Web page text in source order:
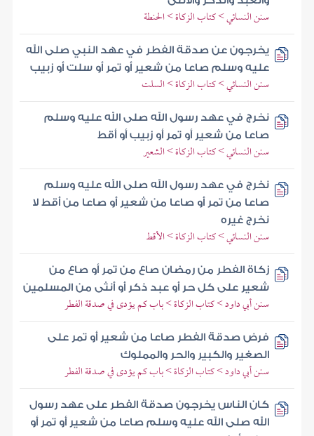
سنن النسائي > كتاب الزكاة > الحنطة
يخرجون عن صدقة الفطر في عهد النبي صلى الله
عليه وسلم صاعا من شعير أو تمر أو سلت أو زبيب
سنن النسائي > كتاب الزكاة > السلت
نخرج في عهد رسول الله صلى الله عليه وسلم
صاعا من شعير أو تمر أو زبيب أو أقط
سنن النسائي > كتاب الزكاة > الشعير
نخرج في عهد رسول الله صلى الله عليه وسلم
صاعا من تمر أو صاعا من شعير أو صاعا من أقط لا
نخرج غيره
سنن النسائي > كتاب الزكاة > الأقط
زكاة الفطر من رمضان صاع من تمر أو صاع من
شعير على كل حر أو عبد ذكر أو أنثى من المسلمين
سنن أبي داود > كتاب الزكاة > باب كم يؤدى في صدقة الفطر
فرض صدقة الفطر صاعا من شعير أو تمر على
الصغير والكبير والحر والمملوك
سنن أبي داود > كتاب الزكاة > باب كم يؤدى في صدقة الفطر
كان الناس يخرجون صدقة الفطر على عهد رسول
الله صلى الله عليه وسلم صاعا من شعير أو تمر أو